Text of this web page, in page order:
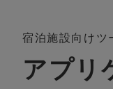
宿泊施設向けツ
アプ